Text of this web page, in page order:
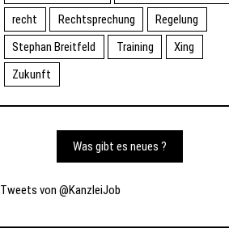
recht
Rechtsprechung
Regelung
Stephan Breitfeld
Training
Xing
Zukunft
Was gibt es neues ?
Tweets von @KanzleiJob